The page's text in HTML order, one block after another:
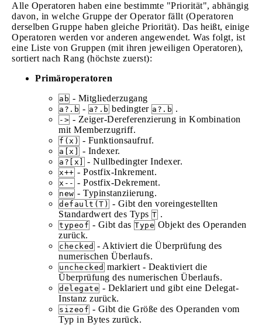
Alle Operatoren haben eine bestimmte "Priorität", abhängig
davon, in welche Gruppe der Operator fällt (Operatoren
derselben Gruppe haben gleiche Priorität). Das heißt, einige
Operatoren werden vor anderen angewendet. Was folgt, ist
eine Liste von Gruppen (mit ihren jeweiligen Operatoren),
sortiert nach Rang (höchste zuerst):
Primäroperatoren
ab - Mitgliederzugang
a?.b - a?.b bedingter a?.b .
-> - Zeiger-Dereferenzierung in Kombination
mit Memberzugriff.
f(x) - Funktionsaufruf.
a[x] - Indexer.
a?[x] - Nullbedingter Indexer.
x++ - Postfix-Inkrement.
x-- - Postfix-Dekrement.
new - Typinstanziierung.
default(T) - Gibt den voreingestellten
Standardwert des Typs T .
typeof - Gibt das Type Objekt des Operanden
zurück.
checked - Aktiviert die Überprüfung des
numerischen Überlaufs.
unchecked markiert - Deaktiviert die
Überprüfung des numerischen Überlaufs.
delegate - Deklariert und gibt eine Delegat-
Instanz zurück.
sizeof - Gibt die Größe des Operanden vom
Typ in Bytes zurück.